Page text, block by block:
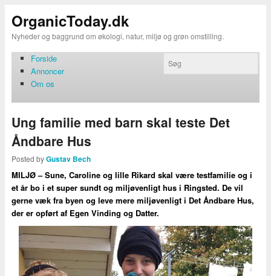
OrganicToday.dk
Nyheder og baggrund om økologi, natur, miljø og grøn omstilling.
Forside
Annoncer
Om os
Ung familie med barn skal teste Det
Åndbare Hus
Posted byGustav Bech
MILJØ – Sune, Caroline og lille Rikard skal være testfamilie og i
et år bo i et super sundt og miljøvenligt hus i Ringsted. De vil
gerne væk fra byen og leve mere miljøvenligt i Det Åndbare Hus,
der er opført af Egen Vinding og Datter.